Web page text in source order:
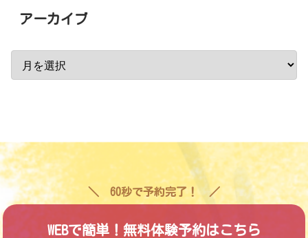
アーカイブ
60秒で予約完了！
WEBで簡単！無料体験予約はこちら